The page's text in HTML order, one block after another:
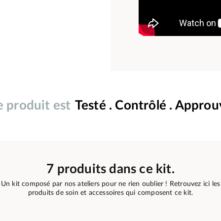
produit est Testé . Contrôlé .
7 produits dans ce kit.
Un kit composé par nos ateliers pour ne rien oublier ! Retrouvez ici les
produits de soin et accessoires qui composent ce kit.